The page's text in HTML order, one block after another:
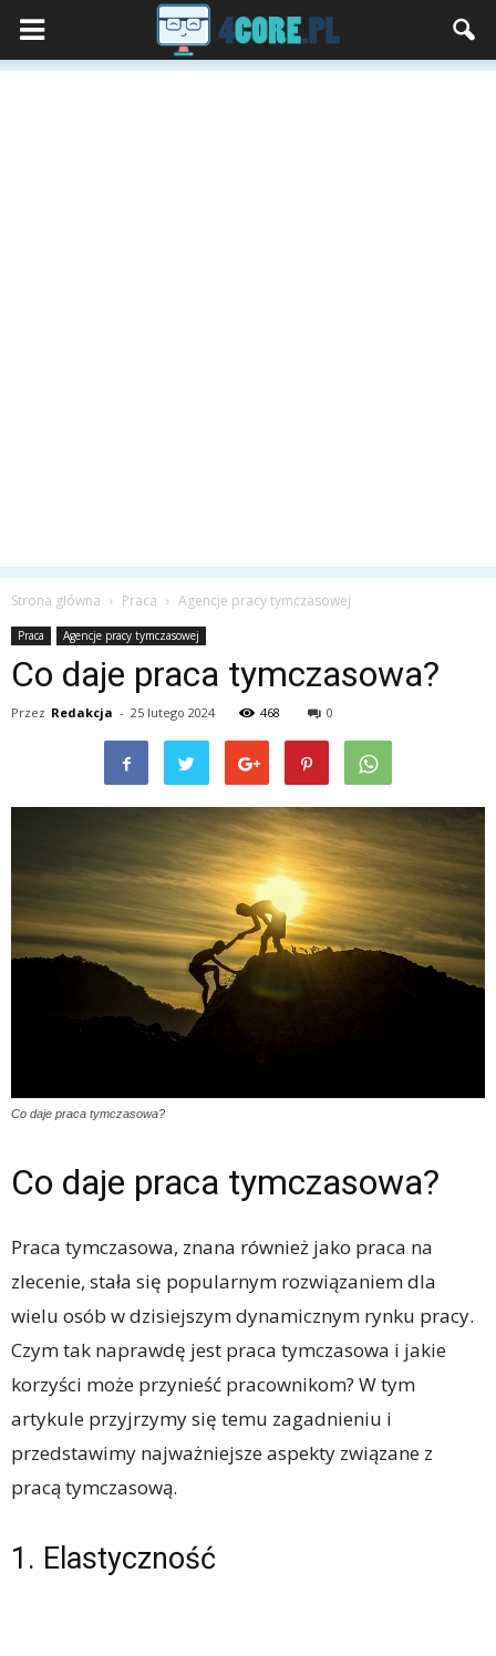
Strona główna Praca Agencje pracy tymczasowej
Praca Agencje pracy tymczasowej
Co daje praca tymczasowa?
Przez Redakcja - 25 lutego 2024 468 0
Co daje praca tymczasowa?
Co daje praca tymczasowa?
Praca tymczasowa, znana również jako praca na
zlecenie, stała się popularnym rozwiązaniem dla
wielu osób w dzisiejszym dynamicznym rynku pracy.
Czym tak naprawdę jest praca tymczasowa i jakie
korzyści może przynieść pracownikom? W tym
artykule przyjrzymy się temu zagadnieniu i
przedstawimy najważniejsze aspekty związane z
pracą tymczasową.
1. Elastyczność